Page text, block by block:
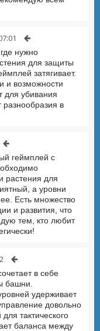
нужно
для защиты
затягивает.
и возможности
для убивания
разнообразия в
геймплей с
растения для
а уровни
Есть множество
и развития, что
тем, кто любит
в себе
башни.
удерживает
довольно
тактического
баланса между